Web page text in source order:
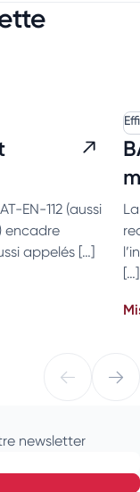
EN-112 (aussi
encadre
appelés […]
[…]
newsletter